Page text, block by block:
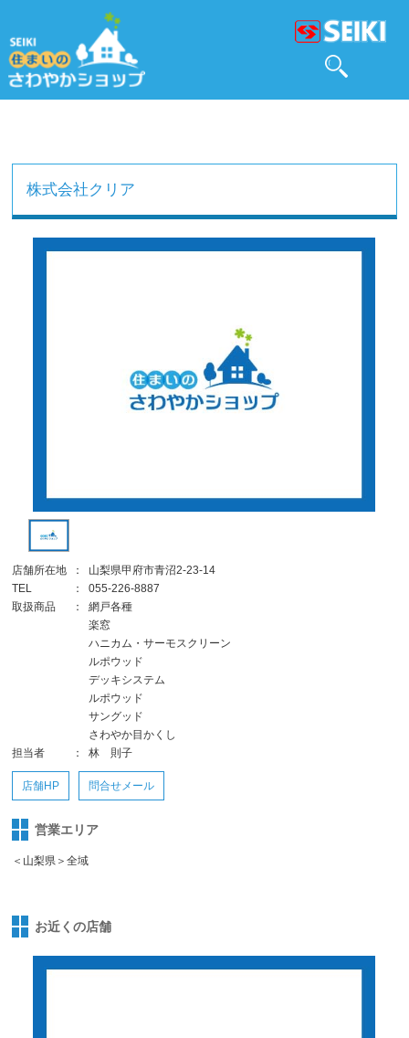
株式会社クリア
店舗所在地 ：
山梨県甲府市青沼2-23-14
TEL
：
055-226-8887
取扱商品
：
網戸各種
楽窓
ハニカム・サーモスクリーン
ルポウッド
デッキシステム
ルポウッド
サングッド
さわやか目かくし
担当者
： 林 則子
店舗HP 問合せメール
営業エリア
＜山梨県＞全域
お近くの店舗